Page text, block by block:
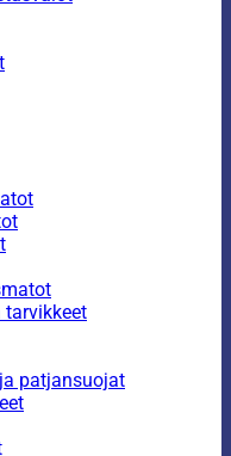
tarvikkeet
patjansuojat